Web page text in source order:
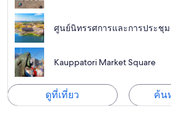
ศูนย์นิทรรศการและการประชุม
Kauppatori Market Square
ดูที่เที่ยว ค้น